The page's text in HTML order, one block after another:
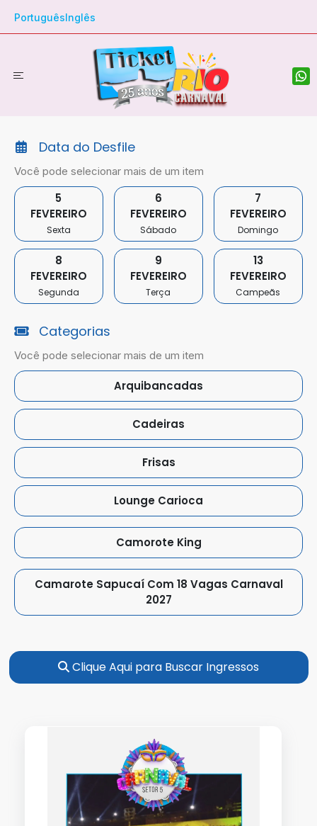
PortuguêsInglês
Data do Desfile
Você pode selecionar mais de um item
5
FEVEREIRO
Sexta
6
FEVEREIRO
Sábado
7
FEVEREIRO
Domingo
8
FEVEREIRO
Segunda
9
FEVEREIRO
Terça
13
FEVEREIRO
Campeãs
Categorias
Você pode selecionar mais de um item
Arquibancadas
Cadeiras
Frisas
Lounge Carioca
Camorote King
Camarote Sapucaí Com 18 Vagas Carnaval
2027
Clique Aqui para Buscar Ingressos